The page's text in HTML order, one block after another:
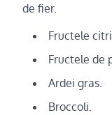
de fier.
Fructele
Fructele de
Ardei gras.
Broccoli.